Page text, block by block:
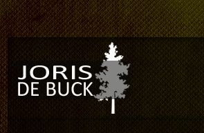
HOME
BOOMKWEKERIJ
TUINEN